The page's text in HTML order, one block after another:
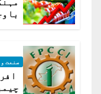
صنعت